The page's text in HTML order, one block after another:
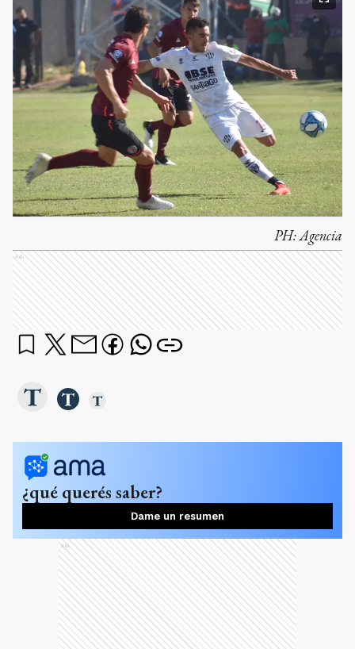
PH:Agencia
Ads
¿qué querés saber?
Dame un resumen
Ads